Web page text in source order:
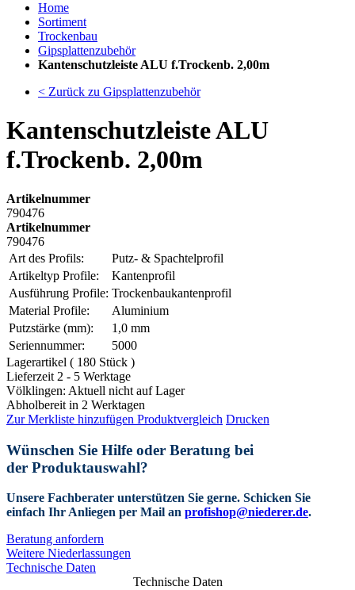
Home
Sortiment
Trockenbau
Gipsplattenzubehör
Kantenschutzleiste ALU f.Trockenb. 2,00m
< Zurück zu Gipsplattenzubehör
Kantenschutzleiste ALU
f.Trockenb. 2,00m
Artikelnummer
790476
Artikelnummer
790476
Art des Profils:
Putz- & Spachtelprofil
Artikeltyp Profile:
Kantenprofil
Ausführung Profile: Trockenbaukantenprofil
Material Profile:
Aluminium
Putzstärke (mm):
1,0 mm
Seriennummer:
5000
Lagerartikel ( 180 Stück )
Lieferzeit 2 - 5 Werktage
Völklingen: Aktuell nicht auf Lager
Abholbereit in 2 Werktagen
Zur Merkliste hinzufügen Produktvergleich Drucken
Wünschen Sie Hilfe oder Beratung bei
der Produktauswahl?
Unsere Fachberater unterstützen Sie gerne. Schicken Sie
einfach Ihr Anliegen per Mail an profishop@niederer.de.
Beratung anfordern
Weitere Niederlassungen
Technische Daten
Technische Daten